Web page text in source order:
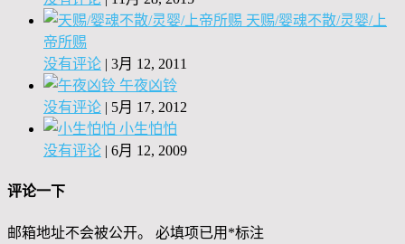
天赐/婴魂不散/灵婴/上
帝所赐
没有评论 | 3月 12, 2011
午夜凶铃
没有评论 | 5月 17, 2012
小生怕怕
没有评论 | 6月 12, 2009
评论一下
邮箱地址不会被公开。 必填项已用 *标注